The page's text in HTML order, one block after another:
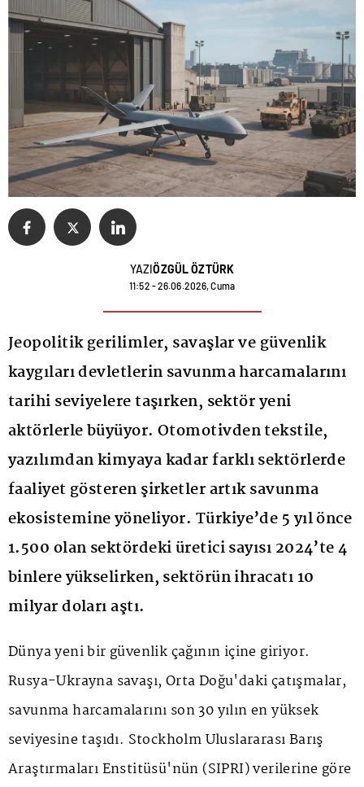
YAZIÖZGÜL ÖZTÜRK
11:52 - 26.06.2026, Cuma
Jeopolitik gerilimler, savaşlar ve güvenlik
kaygıları devletlerin savunma harcamalarını
tarihi seviyelere taşırken, sektör yeni
aktörlerle büyüyor. Otomotivden tekstile,
yazılımdan kimyaya kadar farklı sektörlerde
faaliyet gösteren şirketler artık savunma
ekosistemine yöneliyor. Türkiye’de 5 yıl önce
1.500 olan sektördeki üretici sayısı 2024’te 4
binlere yükselirken, sektörün ihracatı 10
milyar doları aştı.
Dünya yeni bir güvenlik çağının içine giriyor.
Rusya-Ukrayna savaşı, Orta Doğu'daki çatışmalar,
savunma harcamalarını son 30 yılın en yüksek
seviyesine taşıdı. Stockholm Uluslararası Barış
Araştırmaları Enstitüsü'nün (SIPRI) verilerine göre